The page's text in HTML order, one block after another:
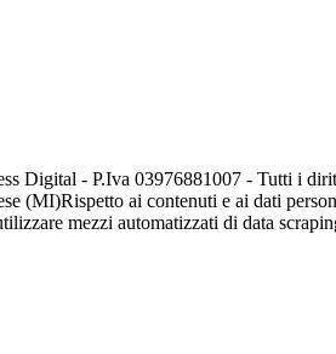
Digital - P.Iva 03976881007 - Tutti i
(MI)Rispetto ai contenuti e ai dati
mezzi automatizzati di data